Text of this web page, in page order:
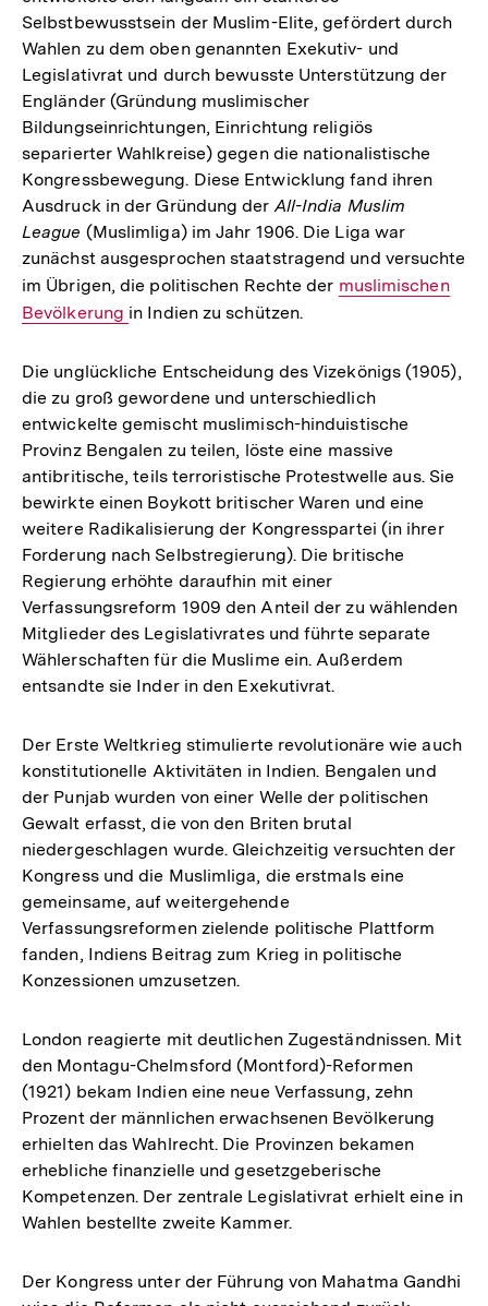
Selbstbewusstsein der Muslim-Elite, gefördert durch
Wahlen zu dem oben genannten Exekutiv- und
Legislativrat und durch bewusste Unterstützung der
Engländer (Gründung muslimischer
Bildungseinrichtungen, Einrichtung religiös
separierter Wahlkreise) gegen die nationalistische
Kongressbewegung. Diese Entwicklung fand ihren
Ausdruck in der Gründung derAll-India Muslim
League (Muslimliga) im Jahr 1906. Die Liga war
zunächst ausgesprochen staatstragend und versuchte
im Übrigen, die politischen Rechte der Interner
muslimischen
Bevölkerung in Indien zu schützen.
Die unglückliche Entscheidung des Vizekönigs (1905),
die zu groß gewordene und unterschiedlich
entwickelte gemischt muslimisch-hinduistische
Provinz Bengalen zu teilen, löste eine massive
antibritische, teils terroristische Protestwelle aus. Sie
bewirkte einen Boykott britischer Waren und eine
weitere Radikalisierung der Kongresspartei (in ihrer
Forderung nach Selbstregierung). Die britische
Regierung erhöhte daraufhin mit einer
Verfassungsreform 1909 den Anteil der zu wählenden
Mitglieder des Legislativrates und führte separate
Wählerschaften für die Muslime ein. Außerdem
entsandte sie Inder in den Exekutivrat.
Der Erste Weltkrieg stimulierte revolutionäre wie auch
konstitutionelle Aktivitäten in Indien. Bengalen und
der Punjab wurden von einer Welle der politischen
Gewalt erfasst, die von den Briten brutal
niedergeschlagen wurde. Gleichzeitig versuchten der
Kongress und die Muslimliga, die erstmals eine
gemeinsame, auf weitergehende
Verfassungsreformen zielende politische Plattform
fanden, Indiens Beitrag zum Krieg in politische
Konzessionen umzusetzen.
London reagierte mit deutlichen Zugeständnissen. Mit
den Montagu-Chelmsford (Montford)-Reformen
(1921) bekam Indien eine neue Verfassung, zehn
Prozent der männlichen erwachsenen Bevölkerung
erhielten das Wahlrecht. Die Provinzen bekamen
erhebliche finanzielle und gesetzgeberische
Kompetenzen. Der zentrale Legislativrat erhielt eine in
Wahlen bestellte zweite Kammer.
Der Kongress unter der Führung von Mahatma Gandhi